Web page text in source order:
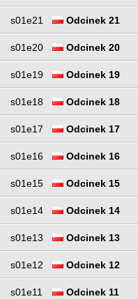
s01e21 Odcinek 21
s01e20 Odcinek 20
s01e19 Odcinek 19
s01e18 Odcinek 18
s01e17 Odcinek 17
s01e16 Odcinek 16
s01e15 Odcinek 15
s01e14 Odcinek 14
s01e13 Odcinek 13
s01e12 Odcinek 12
s01e11 Odcinek 11